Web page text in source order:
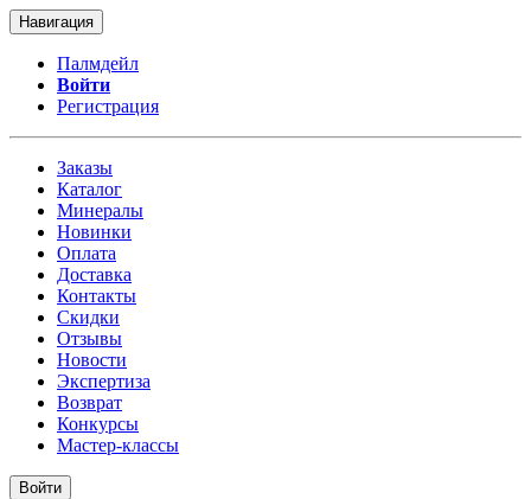
Навигация
Палмдейл
Войти
Регистрация
Заказы
Каталог
Минералы
Новинки
Оплата
Доставка
Контакты
Скидки
Отзывы
Новости
Экспертиза
Возврат
Конкурсы
Мастер-классы
Войти